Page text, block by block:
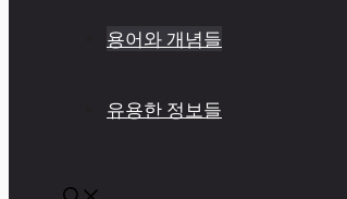
용어와 개념들
유용한 정보들